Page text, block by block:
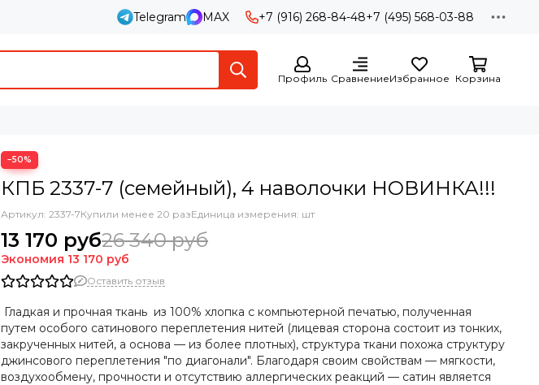
Telegram MAX +7 (916) 268-84-48+7 (495) 568-03-88
Профиль СравнениеИзбранное Корзина
−50%
КПБ 2337-7 (семейный), 4 наволочки НОВИНКА!!!
Артикул: 2337-7Купили менее 20 разЕдиница измерения: шт
13 170 руб26 340 руб
Экономия 13 170 руб
Оставить отзыв
Гладкая и прочная ткань из 100% хлопка с компьютерной печатью, полученная
путем особого сатинового переплетения нитей (лицевая сторона состоит из тонких,
закрученных нитей, а основа — из более плотных), структура ткани похожа структуру
джинсового переплетения "по диагонали". Благодаря своим свойствам — мягкости,
воздухообмену, прочности и отсутствию аллергических реакций — сатин является